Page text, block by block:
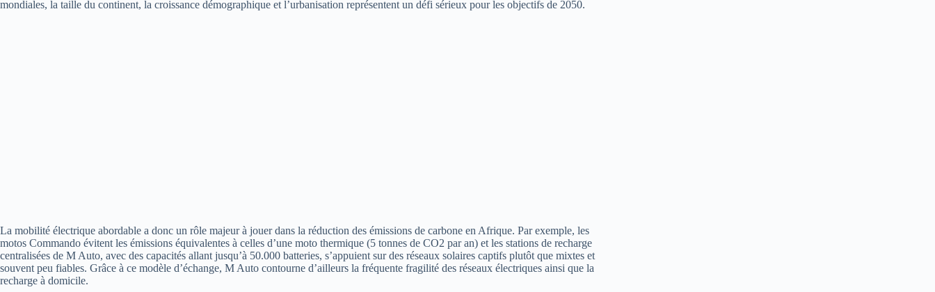
mondiales, la taille du continent, la croissance démographique et l’urbanisation représentent un défi sérieux pour les objectifs de 2050.
La mobilité électrique abordable a donc un rôle majeur à jouer dans la réduction des émissions de carbone en Afrique. Par exemple, les
motos Commando évitent les émissions équivalentes à celles d’une moto thermique (5 tonnes de CO2 par an) et les stations de recharge
centralisées de M Auto, avec des capacités allant jusqu’à 50.000 batteries, s’appuient sur des réseaux solaires captifs plutôt que mixtes et
souvent peu fiables. Grâce à ce modèle d’échange, M Auto contourne d’ailleurs la fréquente fragilité des réseaux électriques ainsi que la
recharge à domicile.